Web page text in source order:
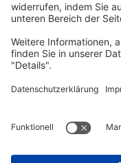
Zur vhs Post anmelden
Kontrast
Kurs-Merkliste
Bitte melden Sie sich